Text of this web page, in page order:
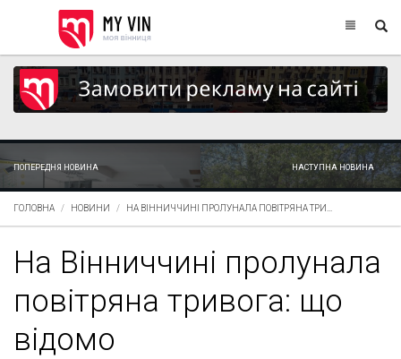
ПОПЕРЕДНЯ НОВИНА НАСТУПНА НОВИНА
ГОЛОВНА НОВИНИ НА ВІННИЧЧИНІ ПРОЛУНАЛА ПОВІТРЯНА ТРИ...
На Вінниччині пролунала
повітряна тривога: що
відомо